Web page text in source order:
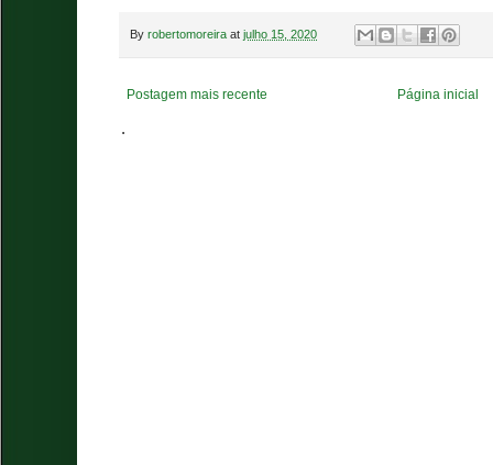
By robertomoreira at julho 15, 2020
Postagem mais recente Página inicial
.